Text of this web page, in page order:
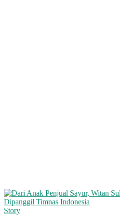
Story